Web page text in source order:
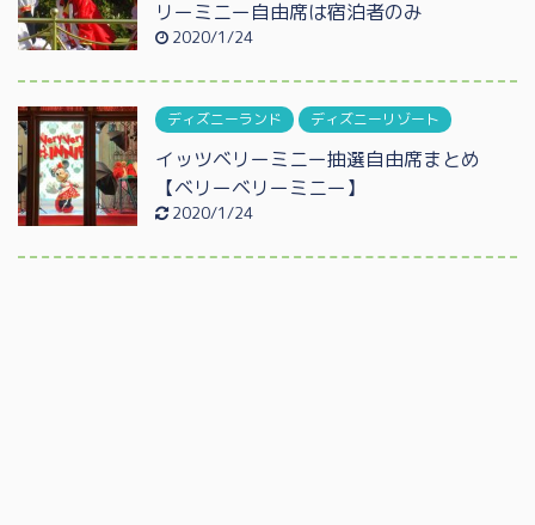
リーミニー自由席は宿泊者のみ
2020/1/24
ディズニーランド ディズニーリゾート
イッツベリーミニー抽選自由席まとめ
【ベリーベリーミニー】
2020/1/24